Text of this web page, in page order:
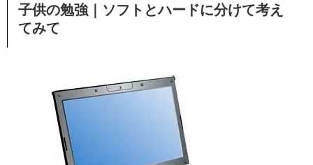
子供の勉強 ｜ソフトとハードに分けて考え
てみて